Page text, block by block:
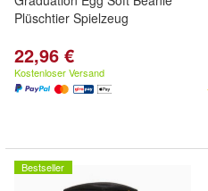
Plüschtier Spielzeug
22,96 €
Kostenloser Versand
Bestseller